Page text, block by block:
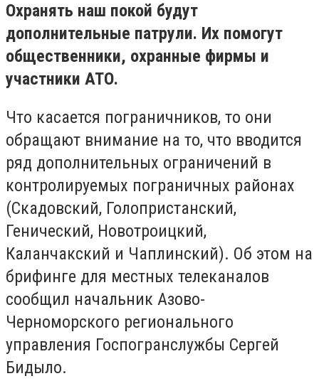
Охранять наш покой будут
дополнительные патрули. Их помогут
общественники, охранные фирмы и
участники АТО.
Что касается пограничников, то они
обращают внимание на то, что вводится
ряд дополнительных ограничений в
контролируемых пограничных районах
(Скадовский, Голопристанский,
Генический, Новотроицкий,
Каланчакский и Чаплинский). Об этом на
брифинге для местных телеканалов
сообщил начальник Азово-
Черноморского регионального
управления Госпогранслужбы Сергей
Бидыло.